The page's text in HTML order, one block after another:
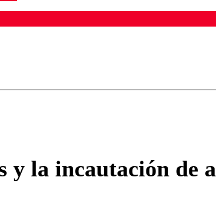
la incautación de